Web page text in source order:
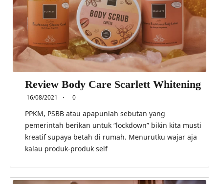
Review Body Care Scarlett Whitening
16/08/2021 0
PPKM, PSBB atau apapunlah sebutan yang
pemerintah berikan untuk “lockdown” bikin kita musti
kreatif supaya betah di rumah. Menurutku wajar aja
kalau produk-produk self